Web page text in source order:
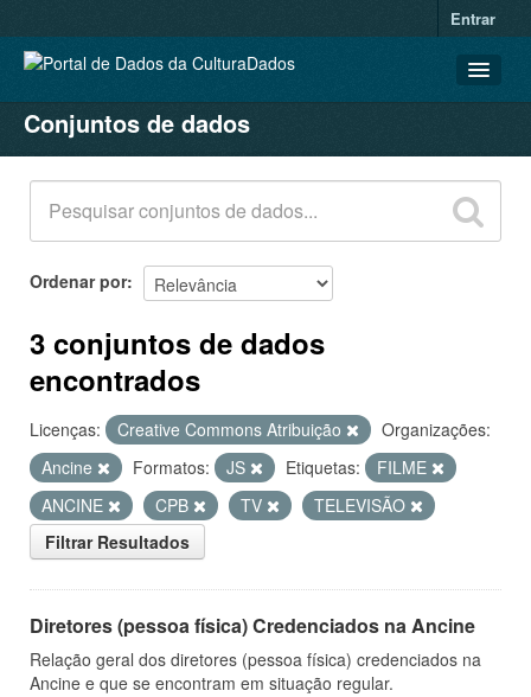
Entrar
CONJUNTOS DE DADOS
ORGANIZAÇÕES
GRUPOS
SOBRE
Conjuntos de dados
Ordenar por
3 conjuntos de dados
encontrados
Licenças: Creative Commons Atribuição
Organizações:
Ancine
Formatos: JS Etiquetas:
FILME
ANCINE
CPB TV
TELEVISÃO
Filtrar Resultados
Diretores (pessoa física) Credenciados na Ancine
Relação geral dos diretores (pessoa física) credenciados na
Ancine e que se encontram em situação regular.